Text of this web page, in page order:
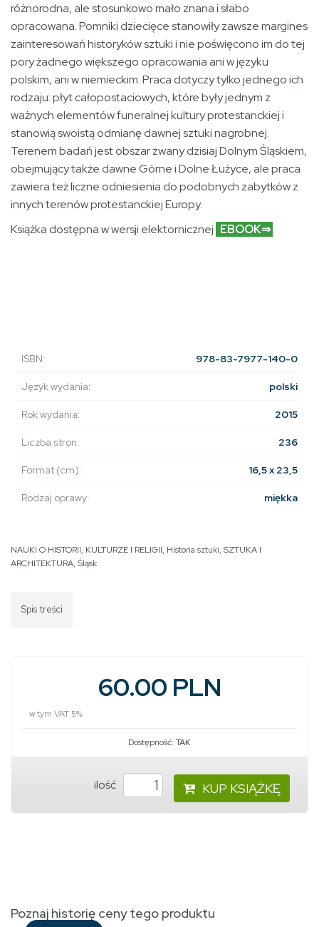
różnorodna, ale stosunkowo mało znana i słabo
opracowana. Pomniki dziecięce stanowiły zawsze margines
zainteresowań historyków sztuki i nie poświęcono im do tej
pory żadnego większego opracowania ani w języku
polskim, ani w niemieckim. Praca dotyczy tylko jednego ich
rodzaju: płyt całopostaciowych, które były jednym z
ważnych elementów funeralnej kultury protestanckiej i
stanowią swoistą odmianę dawnej sztuki nagrobnej.
Terenem badań jest obszar zwany dzisiaj Dolnym Śląskiem,
obejmujący także dawne Górne i Dolne Łużyce, ale praca
zawiera też liczne odniesienia do podobnych zabytków z
innych terenów protestanckiej Europy.
Książka dostępna w wersji elektornicznej EBOOK⇒
ISBN: 978-83-7977-140-0
Język wydania: polski
Rok wydania: 2015
Liczba stron: 236
Format (cm): 16,5 x 23,5
Rodzaj oprawy: miękka
NAUKI O HISTORII, KULTURZE I RELIGII, Historia sztuki, SZTUKA I
ARCHITEKTURA, Śląsk
Spis treści
60.00 PLN
w tym VAT 5%
Dostępność: TAK
ilość KUP KSIĄŻKĘ
Poznaj historię ceny tego produktu